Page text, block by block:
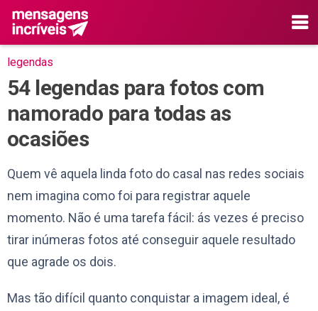
legendas
54 legendas para fotos com
namorado para todas as
ocasiões
Quem vê aquela linda foto do casal nas redes sociais
nem imagina como foi para registrar aquele
momento. Não é uma tarefa fácil: ás vezes é preciso
tirar inúmeras fotos até conseguir aquele resultado
que agrade os dois.
Mas tão difícil quanto conquistar a imagem ideal, é